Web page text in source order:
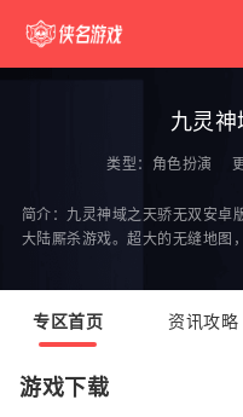
九灵
类型： 角色扮演
简介：九灵神域之天骄无双安卓
大陆厮杀游戏。超大的无缝地图
专区首页 资讯攻略
游戏下载